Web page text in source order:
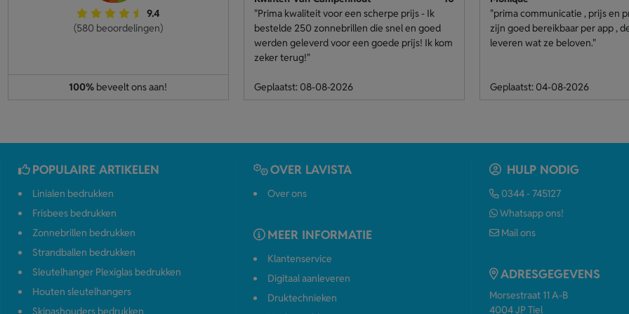
9.4
(580 beoordelingen)
100% beveelt ons aan!
"Prima kwaliteit voor een scherpe prijs - Ik
bestelde 250 zonnebrillen die snel en goed
werden geleverd voor een goede prijs! Ik kom
zeker terug!"
Geplaatst: 08-08-2026
"prima communicatie , prijs en
zijn goed bereikbaar per app ,
leveren wat ze beloven."
Geplaatst: 04-08-2026
POPULAIRE ARTIKELEN
Linialen bedrukken
Frisbees bedrukken
Zonnebrillen bedrukken
Strandballen bedrukken
Sleutelhanger Plexiglas bedrukken
Houten sleutelhangers
Skipashouders bedrukken
OVER LAVISTA
Over ons
MEER INFORMATIE
Klantenservice
Digitaal aanleveren
Druktechnieken
HULP NODIG
0344 - 745127
Whatsapp ons!
Mail ons
ADRESGEGEVENS
Morsestraat 11 A-B
4004 JP Tiel